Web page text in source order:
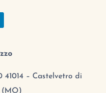
– Castelvetro di
(MO)